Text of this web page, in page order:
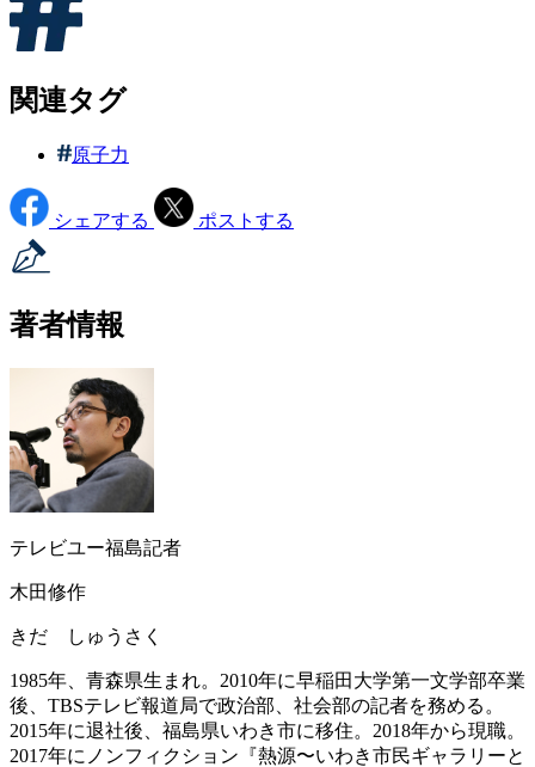
関連タグ
原子力
シェアする ポストする
著者情報
テレビユー福島記者
木田修作
きだ しゅうさく
1985年、青森県生まれ。2010年に早稲田大学第一文学部卒業
後、TBSテレビ報道局で政治部、社会部の記者を務める。
2015年に退社後、福島県いわき市に移住。2018年から現職。
2017年にノンフィクション『熱源〜いわき市民ギャラリーと